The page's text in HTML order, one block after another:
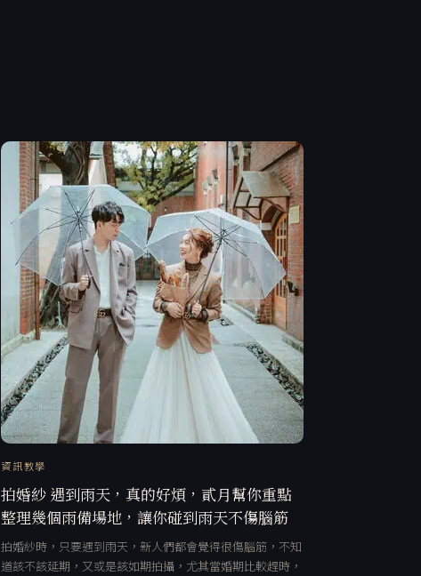
資訊教學
拍婚紗 遇到雨天，真的好煩，貳月幫你重點
整理幾個雨備場地，讓你碰到雨天不傷腦筋
拍婚紗時，只要遇到雨天，新人們都會覺得很傷腦筋，不知
道該不該延期，又或是該如期拍攝，尤其當婚期比較趕時，